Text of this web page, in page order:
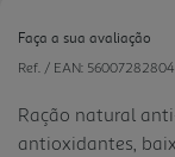
Faça a sua avaliação
Ref. / EAN:
Ração natural
antioxidantes,